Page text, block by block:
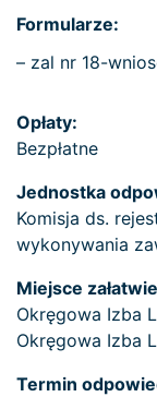
Formularze:
– zal nr 18-
Opłaty:
Bezpłatne
Jednostka
Komisja ds.
wykonywania
Miejsce
Okręgowa Izba
Okręgowa Izba
Termin